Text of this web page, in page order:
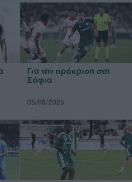
Για την πρόκριση στη
Σόφια
05/08/2026